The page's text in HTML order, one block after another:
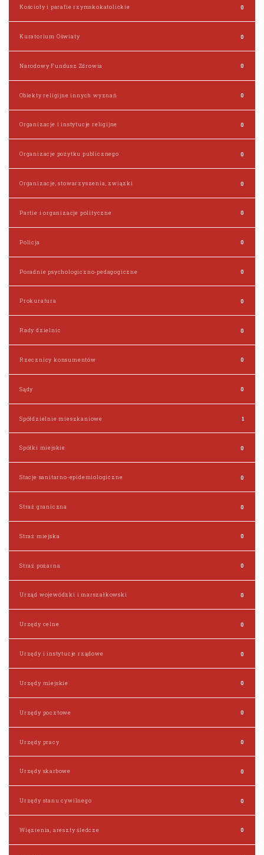
Kościoły i parafie rzymskokatolickie 0
Kuratorium Oświaty 0
Narodowy Fundusz Zdrowia 0
Obiekty religijne innych wyznań 0
Organizacje i instytucje religijne 0
Organizacje pożytku publicznego 0
Organizacje, stowarzyszenia, związki 0
Partie i organizacje polityczne 0
Policja 0
Poradnie psychologiczno-pedagogiczne 0
Prokuratura 0
Rady dzielnic 0
Rzecznicy konsumentów 0
Sądy 0
Spółdzielnie mieszkaniowe 1
Spółki miejskie 0
Stacje sanitarno-epidemiologiczne 0
Straż graniczna 0
Straż miejska 0
Straż pożarna 0
Urząd wojewódzki i marszałkowski 0
Urzędy celne 0
Urzędy i instytucje rządowe 0
Urzędy miejskie 0
Urzędy pocztowe 0
Urzędy pracy 0
Urzędy skarbowe 0
Urzędy stanu cywilnego 0
Więzienia, areszty śledcze 0